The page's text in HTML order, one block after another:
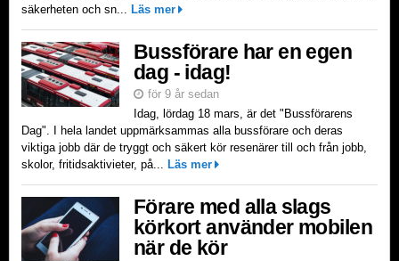
säkerheten och sn... Läs mer
Bussförare har en egen
dag - idag!
för 9 år sedan
Idag, lördag 18 mars, är det "Bussförarens
Dag". I hela landet uppmärksammas alla bussförare och deras
viktiga jobb där de tryggt och säkert kör resenärer till och från jobb,
skolor, fritidsaktivieter, på... Läs mer
Förare med alla slags
körkort använder mobilen
när de kör